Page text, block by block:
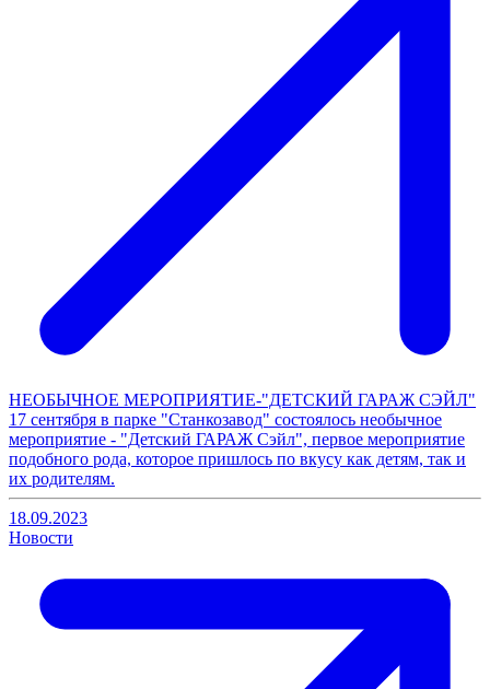
НЕОБЫЧНОЕ МЕРОПРИЯТИЕ-"ДЕТСКИЙ ГАРАЖ СЭЙЛ"
17 сентября в парке "Станкозавод" состоялось необычное
мероприятие - "Детский ГАРАЖ Сэйл", первое мероприятие
подобного рода, которое пришлось по вкусу как детям, так и
их родителям.
18.09.2023
Новости